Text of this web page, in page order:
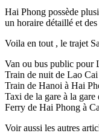
Hai Phong possède
un horaire détaillé et
Voila en tout , le trajet
Van ou bus public pour
Train de nuit de Lao
Train de Hanoi à Hai
Taxi de la gare à la
Ferry de Hai Phong à
Voir aussi les autres